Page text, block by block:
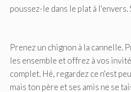
poussez-le dans le plat à l'envers.
Prenez un chignon à la cannelle.
les ensemble et offrez à vos
complet. Hé, regardez ce n'est
mais ton père et ses amis ne se